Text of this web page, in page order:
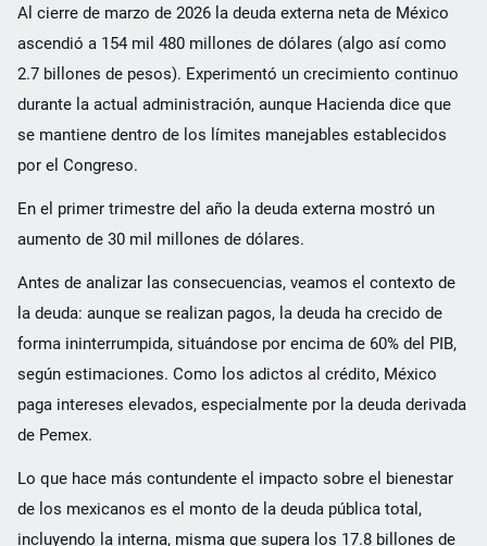
Al cierre de marzo de 2026 la deuda externa neta de México
ascendió a 154 mil 480 millones de dólares (algo así como
2.7 billones de pesos). Experimentó un crecimiento continuo
durante la actual administración, aunque Hacienda dice que
se mantiene dentro de los límites manejables establecidos
por el Congreso.
En el primer trimestre del año la deuda externa mostró un
aumento de 30 mil millones de dólares.
Antes de analizar las consecuencias, veamos el contexto de
la deuda: aunque se realizan pagos, la deuda ha crecido de
forma ininterrumpida, situándose por encima de 60% del PIB,
según estimaciones. Como los adictos al crédito, México
paga intereses elevados, especialmente por la deuda derivada
de Pemex.
Lo que hace más contundente el impacto sobre el bienestar
de los mexicanos es el monto de la deuda pública total,
incluyendo la interna, misma que supera los 17.8 billones de